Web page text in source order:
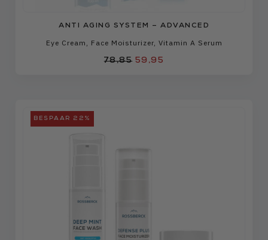
ANTI AGING SYSTEM – ADVANCED
78,85 59,95
Eye Cream Face Moisturizer, Vitamin A Serum
BESPAAR 22%